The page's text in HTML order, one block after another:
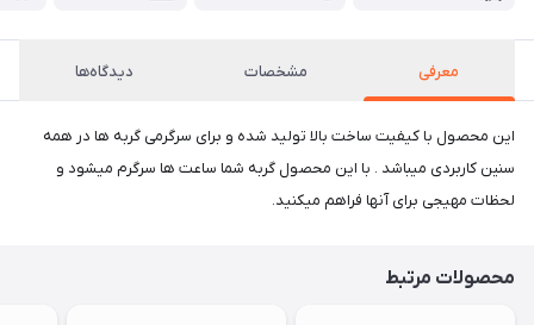
معرفی مشخصات دیدگاه‌ها
این محصول با کیفیت ساخت بالا تولید شده و برای سرگرمی گربه ها در همه
سنین کاربردی میباشد . با این محصول گربه شما ساعت ها سرگرم میشود و
لحظات مهیجی برای آنها فراهم میکنید.
محصولات مرتبط